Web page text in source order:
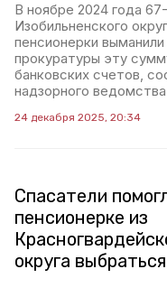
В ноябре 2024 года
Изобильненского
пенсионерки
прокуратуры эту
банковских счетов,
надзорного
24 декабря 2025, 20:34
Спасатели
пенсионерке из
округа